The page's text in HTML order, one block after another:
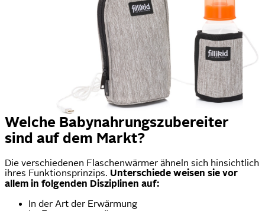
Welche Babynahrungszubereiter
sind auf dem Markt?
Die verschiedenen Flaschenwärmer ähneln sich hinsichtlich
ihres Funktionsprinzips. Unterschiede weisen sie vor
allem in folgenden Disziplinen auf:
In der Art der Erwärmung